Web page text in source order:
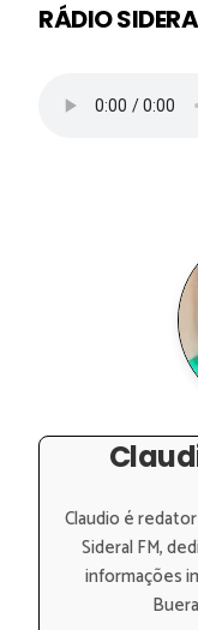
RÁDIO
Claudio é
Sideral FM,
informações